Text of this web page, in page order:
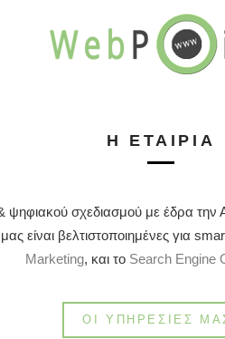
Η ΕΤΑΙΡΊΑ
& ψηφιακού σχεδιασμού με έδρα
είναι βελτιστοποιημένες για
Marketing, και το Search Engine
ΟΙ ΥΠΗΡΕΣΊΕΣ